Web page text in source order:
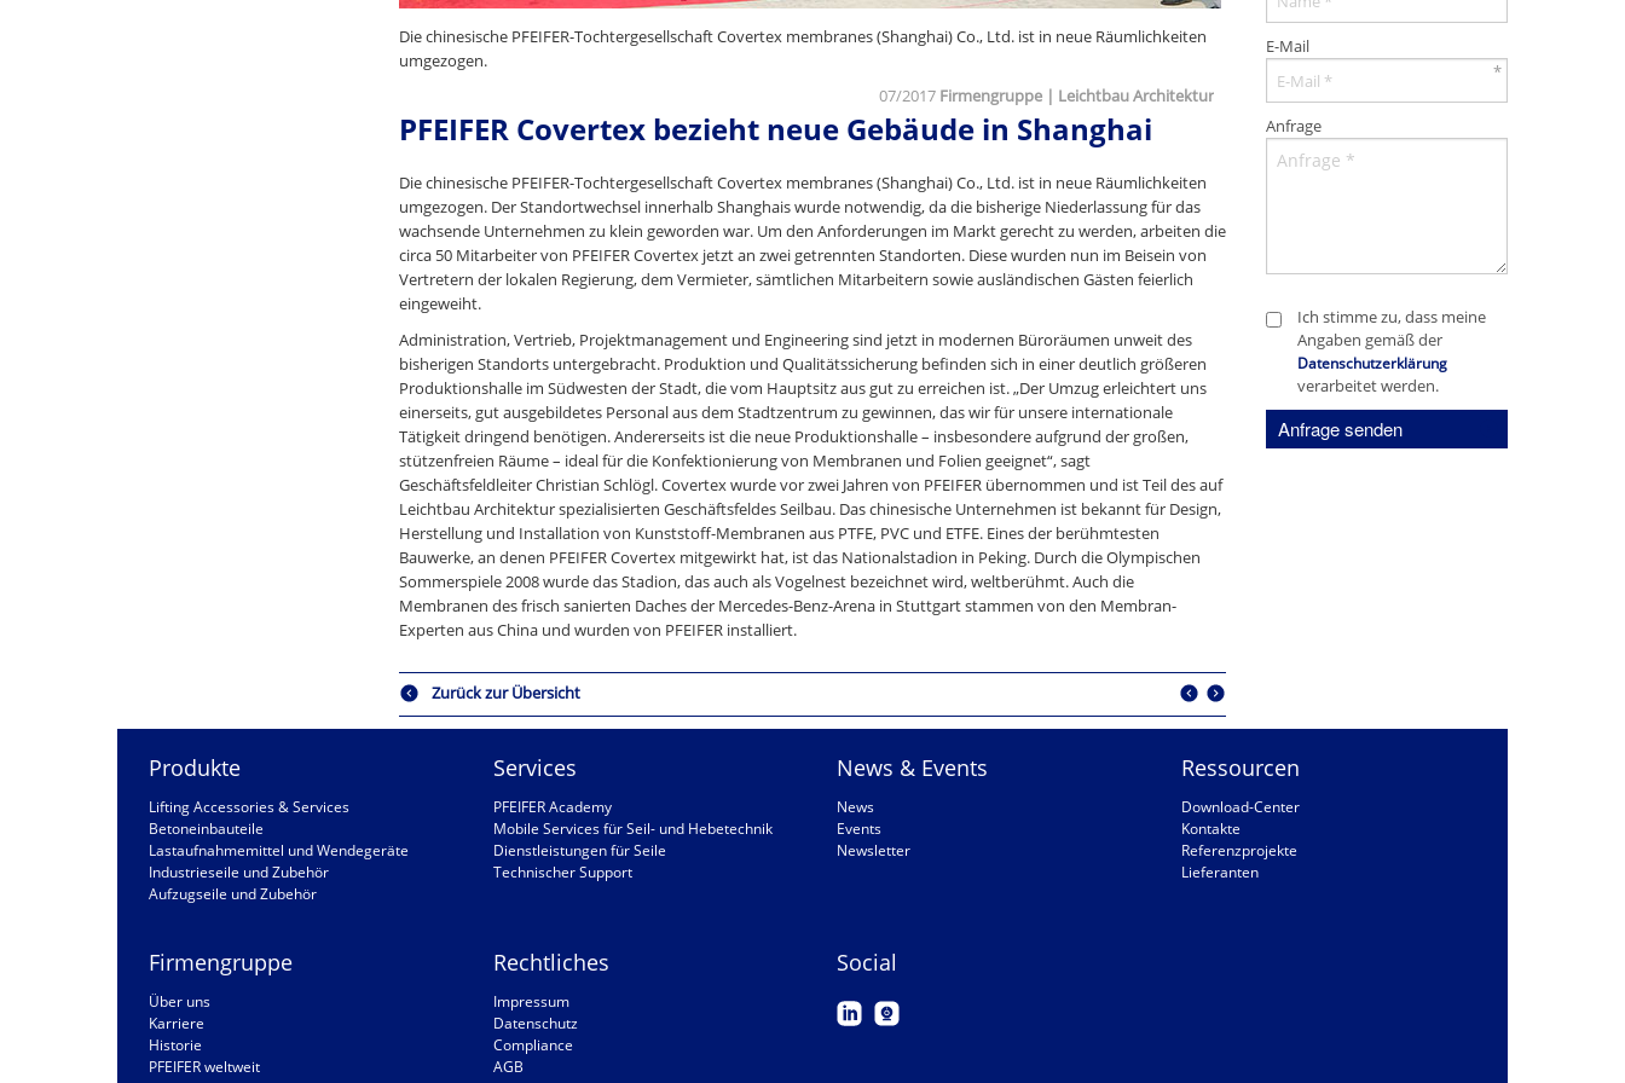
Die chinesische PFEIFER-Tochtergesellschaft Covertex membranes (Shanghai) Co., Ltd. ist in neue Räumlichkeiten
umgezogen.
PFEIFER Covertex bezieht neue Gebäude in Shanghai
07/2017 Firmengruppe | Leichtbau Architektur
Die chinesische PFEIFER-Tochtergesellschaft Covertex membranes (Shanghai) Co., Ltd. ist in neue Räumlichkeiten
umgezogen. Der Standortwechsel innerhalb Shanghais wurde notwendig, da die bisherige Niederlassung für das
wachsende Unternehmen zu klein geworden war. Um den Anforderungen im Markt gerecht zu werden, arbeiten die
circa 50 Mitarbeiter von PFEIFER Covertex jetzt an zwei getrennten Standorten. Diese wurden nun im Beisein von
Vertretern der lokalen Regierung, dem Vermieter, sämtlichen Mitarbeitern sowie ausländischen Gästen feierlich
eingeweiht.
Administration, Vertrieb, Projektmanagement und Engineering sind jetzt in modernen Büroräumen unweit des
bisherigen Standorts untergebracht. Produktion und Qualitätssicherung befinden sich in einer deutlich größeren
Produktionshalle im Südwesten der Stadt, die vom Hauptsitz aus gut zu erreichen ist. „Der Umzug erleichtert uns
einerseits, gut ausgebildetes Personal aus dem Stadtzentrum zu gewinnen, das wir für unsere internationale
Tätigkeit dringend benötigen. Andererseits ist die neue Produktionshalle – insbesondere aufgrund der großen,
stützenfreien Räume – ideal für die Konfektionierung von Membranen und Folien geeignet“, sagt
Geschäftsfeldleiter Christian Schlögl. Covertex wurde vor zwei Jahren von PFEIFER übernommen und ist Teil des auf
Leichtbau Architektur spezialisierten Geschäftsfeldes Seilbau. Das chinesische Unternehmen ist bekannt für Design,
Herstellung und Installation von Kunststoff-Membranen aus PTFE, PVC und ETFE. Eines der berühmtesten
Bauwerke, an denen PFEIFER Covertex mitgewirkt hat, ist das Nationalstadion in Peking. Durch die Olympischen
Sommerspiele 2008 wurde das Stadion, das auch als Vogelnest bezeichnet wird, weltberühmt. Auch die
Membranen des frisch sanierten Daches der Mercedes-Benz-Arena in Stuttgart stammen von den Membran-
Experten aus China und wurden von PFEIFER installiert.
Zurück zur Übersicht
E-Mail
*
Anfrage
Ich stimme zu, dass meine
Angaben gemäß der
Datenschutzerklärung
verarbeitet werden.
Anfrage senden
Produkte
Lifting Accessories & Services
Betoneinbauteile
Lastaufnahmemittel und Wendegeräte
Industrieseile und Zubehör
Aufzugseile und Zubehör
Services
PFEIFER Academy
Mobile Services für Seil- und Hebetechnik
Dienstleistungen für Seile
Technischer Support
News & Events
News
Events
Newsletter
Ressourcen
Download-Center
Kontakte
Referenzprojekte
Lieferanten
Firmengruppe
Über uns
Karriere
Historie
PFEIFER weltweit
Rechtliches
Impressum
Datenschutz
Compliance
AGB
Social